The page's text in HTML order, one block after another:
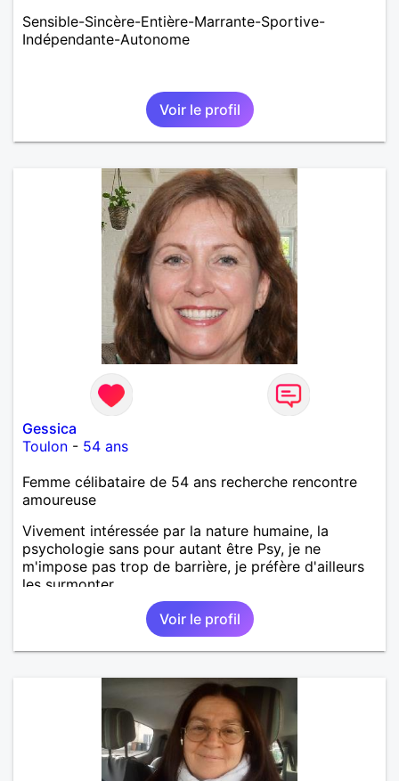
Sensible-Sincère-Entière-Marrante-Sportive-
Indépendante-Autonome
Voir le profil
Gessica
Toulon - 54 ans
Femme célibataire de 54 ans recherche rencontre
amoureuse
Vivement intéressée par la nature humaine, la
psychologie sans pour autant être Psy, je ne
m'impose pas trop de barrière, je préfère d'ailleurs
les surmonter.
Voir le profil